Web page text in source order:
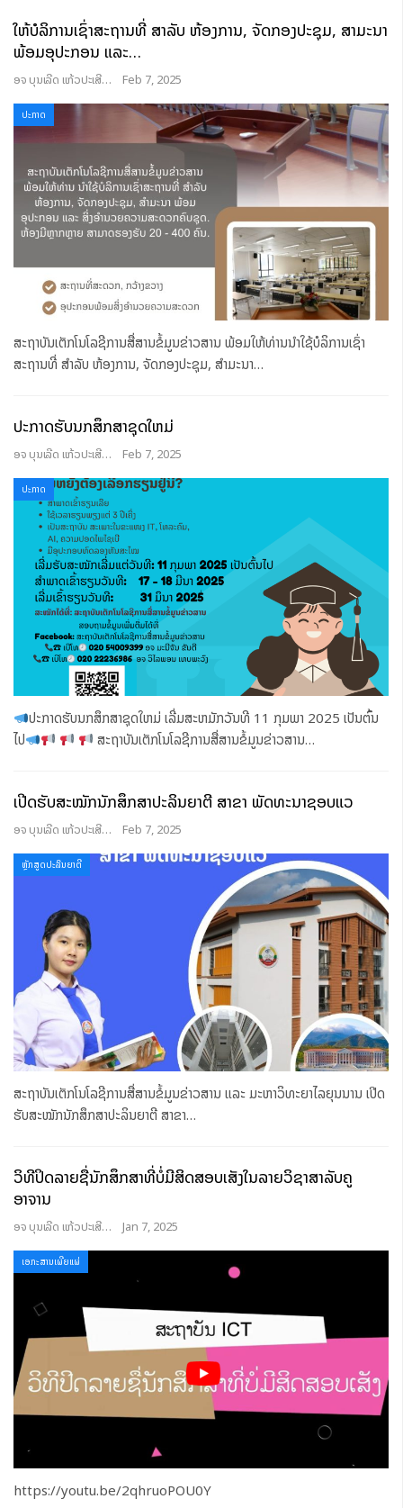
ໃຫ້ບໍລິການເຊົ່າສະຖານທີ່ ສໍາລັບ ຫ້ອງການ, ຈັດກອງປະຊຸມ, ສໍາມະນາ
ພ້ອມອຸປະກອນ ແລະ…
ອຈ ບຸນເລີດ ແກ້ວປະເສີດ Feb 7, 2025
ປະກາດ
ສະຖາບັນເຕັກໂນໂລຊີການສື່ສານຂໍ້ມູນຂ່າວສານ ພ້ອມໃຫ້ທ່ານນໍາໃຊ້ບໍລິການເຊົ່າ
ສະຖານທີ່ ສໍາລັບ ຫ້ອງການ, ຈັດກອງປະຊຸມ, ສໍາມະນາ…
ປະກາດຮັບນກສຶກສາຊຸດໃຫມ່
ອຈ ບຸນເລີດ ແກ້ວປະເສີດ Feb 7, 2025
ປະກາດ
ປະກາດຮັບນກສຶກສາຊຸດໃຫມ່ ເລີ່ມສະຫມັກວັນທີ 11 ກຸມພາ 2025 ເປັນຕົ້ນ
ໄປ
ສະຖາບັນເຕັກໂນໂລຊີການສື່ສານຂໍ້ມູນຂ່າວສານ…
ເປີດຮັບສະໝັກນັກສຶກສາປະລິນຍາຕີ ສາຂາ ພັດທະນາຊອບແວ
ອຈ ບຸນເລີດ ແກ້ວປະເສີດ Feb 7, 2025
ຫຼັກສູດປະລິນຍາຕີ
ສະຖາບັນເຕັກໂນໂລຊີການສື່ສານຂໍ້ມູນຂ່າວສານ ແລະ ມະຫາວິທະຍາໄລຍຸນນານ ເປີດ
ຮັບສະໝັກນັກສຶກສາປະລິນຍາຕີ ສາຂາ…
ວິທີປິດລາຍຊື່ນັກສຶກສາທີ່ບໍ່ມີສິດສອບເສັງໃນລາຍວິຊາສໍາລັບຄູ
ອາຈານ
ອຈ ບຸນເລີດ ແກ້ວປະເສີດ Jan 7, 2025
ເອກະສານເຜີຍແຜ່
https://youtu.be/2qhruoPOU0Y